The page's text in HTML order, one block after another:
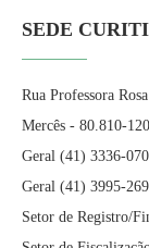
SEDE
Rua Professora
Mercês - 80.810-
Geral (41) 3336-
Geral (41) 3995-
Setor de Registro/